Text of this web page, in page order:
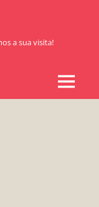
a sua visita!
MENU